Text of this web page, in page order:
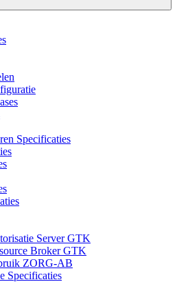
Specificaties
Server GTK
Broker GTK
ZORG-AB
Specificaties